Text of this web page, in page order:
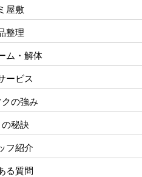
屋敷
整理
ム・解体
ービス
の強み
秘訣
フ紹介
る質問